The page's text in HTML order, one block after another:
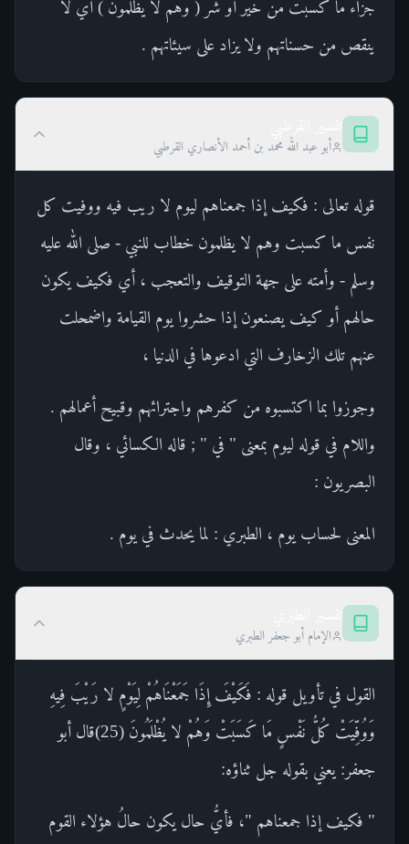
جزاء ما كسبت من خير أو شر ( وهم لا يظلمون ) أي لا
ينقص من حسناتهم ولا يزاد على سيئاتهم .
أبو عبد الله محمد بن أحمد الأنصاري القرطبي
قوله تعالى : فكيف إذا جمعناهم ليوم لا ريب فيه ووفيت كل
نفس ما كسبت وهم لا يظلمون خطاب للنبي - صلى الله عليه
وسلم - وأمته على جهة التوقيف والتعجب ، أي فكيف يكون
حالهم أو كيف يصنعون إذا حشروا يوم القيامة واضمحلت
عنهم تلك الزخارف التي ادعوها في الدنيا ،
وجوزوا بما اكتسبوه من كفرهم واجترائهم وقبيح أعمالهم .
واللام في قوله ليوم بمعنى " في " ; قاله الكسائي ، وقال
البصريون :
المعنى لحساب يوم ، الطبري : لما يحدث في يوم .
الإمام أبو جعفر الطبري
القول في تأويل قوله : فَكَيْفَ إِذَا جَمَعْنَاهُمْ لِيَوْمٍ لا رَيْبَ فِيهِ
وَوُفِّيَتْ كُلُّ نَفْسٍ مَا كَسَبَتْ وَهُمْ لا يُظْلَمُونَ (25)قال أبو
جعفر: يعني بقوله جل ثناؤه:
" فكيف إذا جمعناهم "، فأيُّ حال يكون حالُ هؤلاء القوم